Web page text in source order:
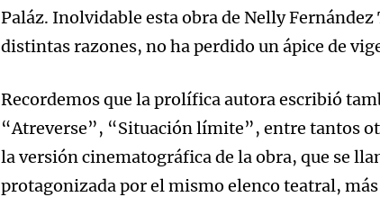
Paláz. Inolvidable esta obra de Nelly
distintas razones, no ha perdido un ápice de
Recordemos que la prolífica autora escribió
“Atreverse”, “Situación límite”, entre tantos
la versión cinematográfica de la obra, que se
protagonizada por el mismo elenco teatral,